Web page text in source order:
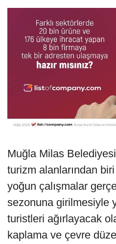
Muğla Milas
turizm alanlarından
yoğun çalışmalar
sezonuna girilmesiyle
turistleri ağırlayacak
kaplama ve çevre